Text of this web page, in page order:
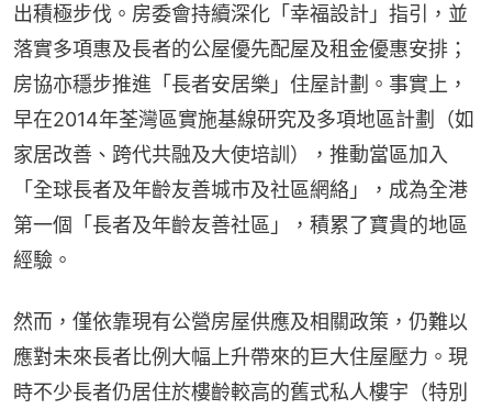
出積極步伐。房委會持續深化「幸福設計」指引，並
落實多項惠及長者的公屋優先配屋及租金優惠安排；
房協亦穩步推進「長者安居樂」住屋計劃。事實上，
早在2014年荃灣區實施基線研究及多項地區計劃（如
家居改善、跨代共融及大使培訓），推動當區加入
「全球長者及年齡友善城巿及社區網絡」，成為全港
第一個「長者及年齡友善社區」，積累了寶貴的地區
經驗。
然而，僅依靠現有公營房屋供應及相關政策，仍難以
應對未來長者比例大幅上升帶來的巨大住屋壓力。現
時不少長者仍居住於樓齡較高的舊式私人樓宇（特別